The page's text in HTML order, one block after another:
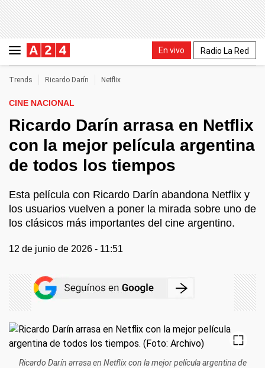
En vivo Radio La Red
Trends Ricardo Darín Netflix
CINE NACIONAL
Ricardo Darín arrasa en Netflix
con la mejor película argentina
de todos los tiempos
Esta película con Ricardo Darín abandona Netflix y
los usuarios vuelven a poner la mirada sobre uno de
los clásicos más importantes del cine argentino.
12 de junio de 2026 - 11:51
Ricardo Darín arrasa en Netflix con la mejor película argentina de